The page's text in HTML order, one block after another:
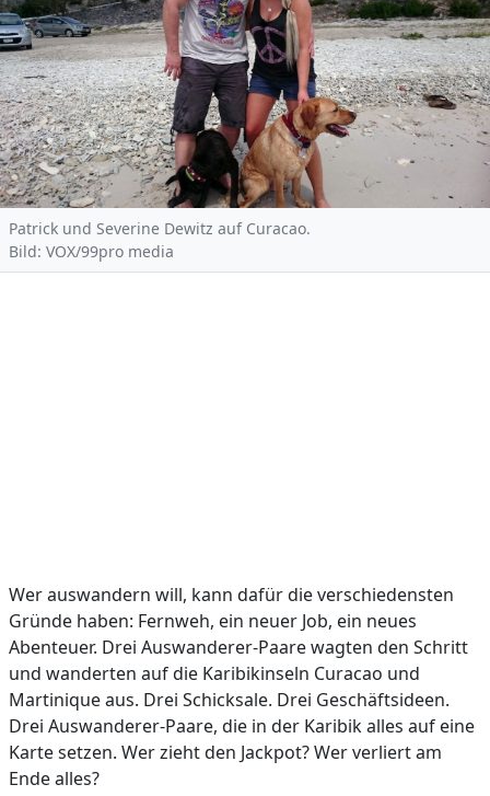
Patrick und Severine Dewitz auf Curacao.
Bild: VOX/99pro media
Wer auswandern will, kann dafür die verschiedensten
Gründe haben: Fernweh, ein neuer Job, ein neues
Abenteuer. Drei Auswanderer-Paare wagten den Schritt
und wanderten auf die Karibikinseln Curacao und
Martinique aus. Drei Schicksale. Drei Geschäftsideen.
Drei Auswanderer-Paare, die in der Karibik alles auf eine
Karte setzen. Wer zieht den Jackpot? Wer verliert am
Ende alles?